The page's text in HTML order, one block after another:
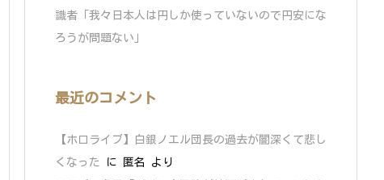
識者「我々日本人は円しか使っていないので円安にな
ろうが問題ない」
最近のコメント
【ホロライブ】白銀ノエル団長の過去が闇深くて悲し
くなった
に 匿名
より